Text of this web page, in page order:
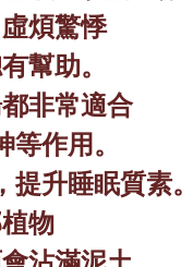
煩驚悸
幫助。
非常適合
等作用。
升睡眠質素。
物